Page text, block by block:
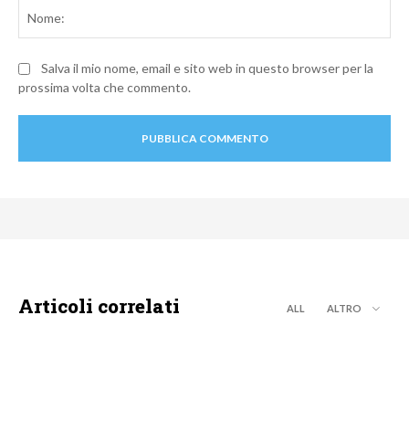
Salva il mio nome, email e sito web in questo browser per la
prossima volta che commento.
Articoli correlati ALL ALTRO